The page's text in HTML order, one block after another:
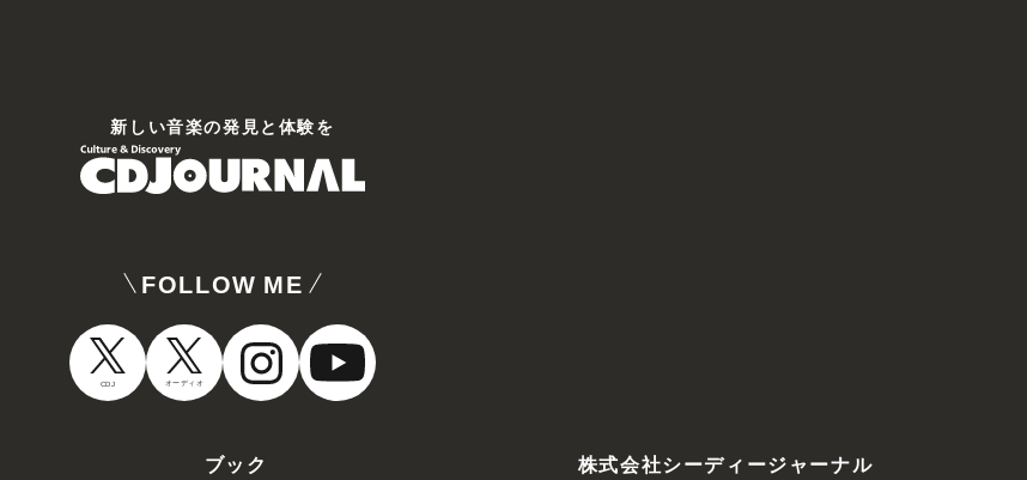
新しい⾳楽の発⾒と体験を
FOLLOW ME
CDJ オーディオ
ブック
株式会社シーディージャーナル